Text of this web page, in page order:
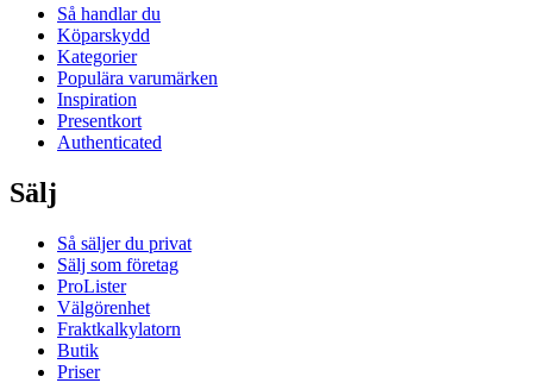
Så handlar du
Köparskydd
Kategorier
Populära varumärken
Inspiration
Presentkort
Authenticated
Sälj
Så säljer du privat
Sälj som företag
ProLister
Välgörenhet
Fraktkalkylatorn
Butik
Priser